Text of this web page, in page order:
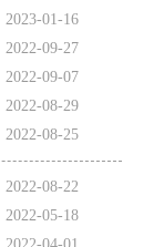
2023-01-16
2022-09-27
2022-09-07
2022-08-29
2022-08-25
2022-08-22
2022-05-18